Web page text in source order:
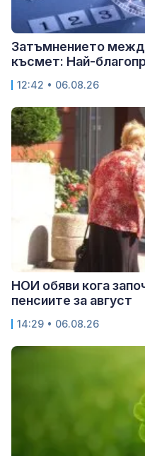
Затъмнението
късмет: Най-
12:42 • 06.08.26
НОИ обяви кога
пенсиите за август
14:29 • 06.08.26